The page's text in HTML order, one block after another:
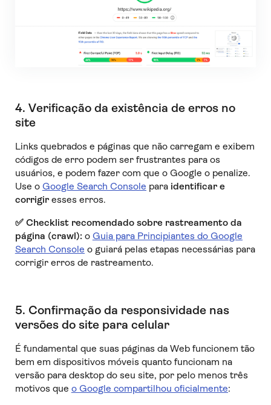
4. Verificação da existência de erros no
site
Links quebrados e páginas que não carregam e exibem
códigos de erro podem ser frustrantes para os
usuários, e podem fazer com que o Google o penalize.
Use o Google Search Console para identificar e
corrigiresses erros.
✅ Checklist recomendado sobre rastreamento da
página (crawl): o Guia para Principiantes do Google
Search Console o guiará pelas etapas necessárias para
corrigir erros de rastreamento.
5. Confirmação da responsividade nas
versões do site para celular
É fundamental que suas páginas da Web funcionem tão
bem em dispositivos móveis quanto funcionam na
versão para desktop do seu site, por pelo menos três
motivos que o Google compartilhou oficialmente: